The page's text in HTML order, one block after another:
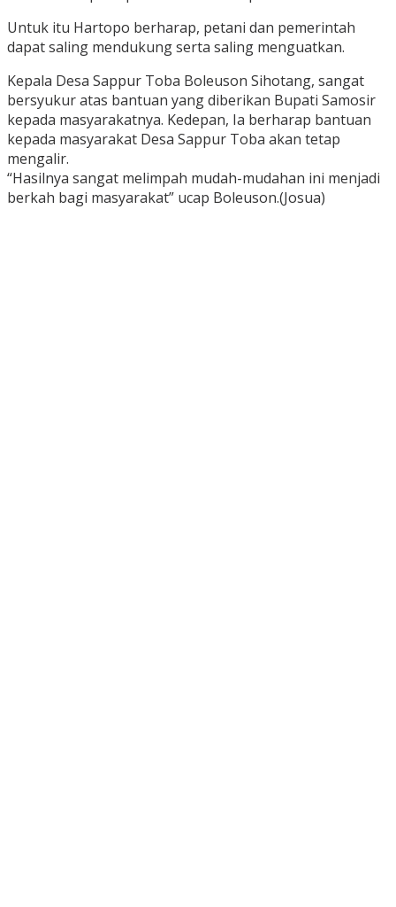
Untuk itu Hartopo berharap, petani dan pemerintah
dapat saling mendukung serta saling menguatkan.
Kepala Desa Sappur Toba Boleuson Sihotang, sangat
bersyukur atas bantuan yang diberikan Bupati Samosir
kepada masyarakatnya. Kedepan, Ia berharap bantuan
kepada masyarakat Desa Sappur Toba akan tetap
mengalir.
“Hasilnya sangat melimpah mudah-mudahan ini menjadi
berkah bagi masyarakat” ucap Boleuson.(Josua)